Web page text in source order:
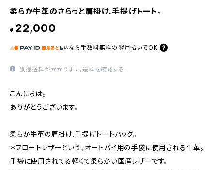
柔らか牛革のさらっと肩掛け.手提げトート。
¥ 22,000
なら 手数料無料の 翌月払いでOK
別途送料がかかります。送料を確認する
こんにちは。
ありがとうございます。
柔らか牛革の肩掛け.手提げトートバッグ。
＊フロートレザーという、オートバイ用の手袋に使用される牛革。
手袋に使用されてる軽くて柔らかい国産レザーです。